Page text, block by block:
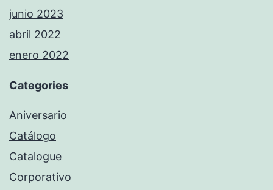
junio 2023
abril 2022
enero 2022
Categories
Aniversario
Catálogo
Catalogue
Corporativo